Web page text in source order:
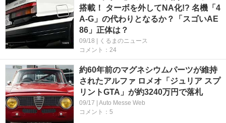
搭載！ ターボを外してNA化!? 名機「4
A-G」の代わりとなるか？「スゴいAE
86」正体は？
09/18 | くるまのニュース
コメント：24
約60年前のマグネシウムパーツが維持
されたアルファ ロメオ「ジュリア スプ
リントGTA」が約3240万円で落札
09/17 | Auto Messe Web
コメント：5